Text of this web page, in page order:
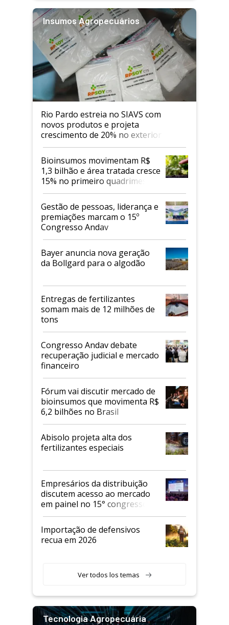
Insumos Agropecuários
Rio Pardo estreia no SIAVS com
novos produtos e projeta
crescimento de 20% no exterior
Bioinsumos movimentam R$
1,3 bilhão e área tratada cresce
15% no primeiro quadrimestre
de 2026
Gestão de pessoas, liderança e
premiações marcam o 15º
Congresso Andav
Bayer anuncia nova geração
da Bollgard para o algodão
Entregas de fertilizantes
somam mais de 12 milhões de
tons
Congresso Andav debate
recuperação judicial e mercado
financeiro
Fórum vai discutir mercado de
bioinsumos que movimenta R$
6,2 bilhões no Brasil
Abisolo projeta alta dos
fertilizantes especiais
Empresários da distribuição
discutem acesso ao mercado
em painel no 15° congresso
Andav
Importação de defensivos
recua em 2026
Ver todos los temas
Tecnologia Agropecuária